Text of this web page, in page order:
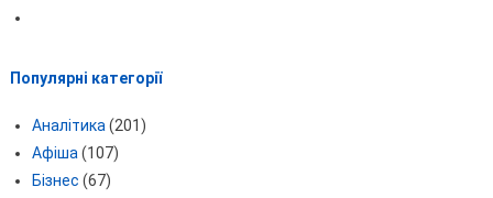
Популярні категорії
Аналітика (201)
Афіша (107)
Бізнес (67)